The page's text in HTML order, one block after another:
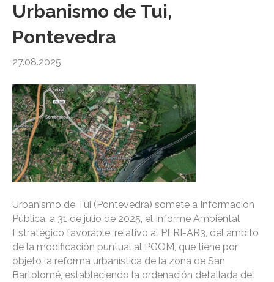
Urbanismo de Tui,
Pontevedra
27.08.2025
Urbanismo de Tui (Pontevedra) somete a Información
Pública, a 31 de julio de 2025, el Informe Ambiental
Estratégico favorable, relativo al PERI-AR3, del ámbito
de la modificación puntual al PGOM, que tiene por
objeto la reforma urbanística de la zona de San
Bartolomé, estableciendo la ordenación detallada del